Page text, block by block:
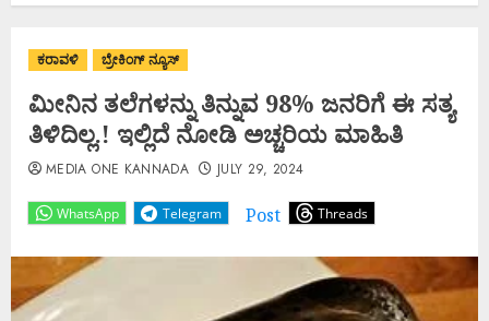
ಕರಾವಳಿ ಬ್ರೇಕಿಂಗ್ ನ್ಯೂಸ್
ಮೀನಿನ ತಲೆಗಳನ್ನು ತಿನ್ನುವ 98% ಜನರಿಗೆ ಈ ಸತ್ಯ
ತಿಳಿದಿಲ್ಲ.! ಇಲ್ಲಿದೆ ನೋಡಿ ಅಚ್ಚರಿಯ ಮಾಹಿತಿ
WhatsApp Telegram Post Threads
MEDIA ONE KANNADA JULY 29, 2024